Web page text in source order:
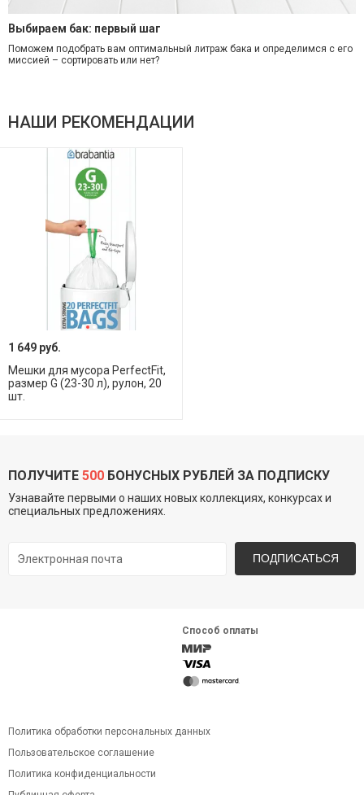
Выбираем бак: первый шаг
Поможем подобрать вам оптимальный литраж бака и определимся с его
миссией – сортировать или нет?
НАШИ РЕКОМЕНДАЦИИ
1 649 руб.
Мешки для мусора PerfectFit,
размер G (23-30 л), рулон, 20
шт.
ПОЛУЧИТЕ 500 БОНУСНЫХ РУБЛЕЙ ЗА ПОДПИСКУ
Узнавайте первыми о наших новых коллекциях, конкурсах и
специальных предложениях.
ПОДПИСАТЬСЯ
Способ оплаты
Политика обработки персональных данных
Пользовательское соглашение
Политика конфиденциальности